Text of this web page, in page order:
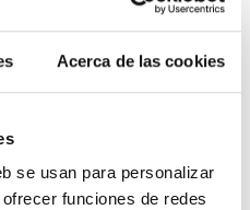
Acerca de las cookies
se usan para personalizar
funciones de redes